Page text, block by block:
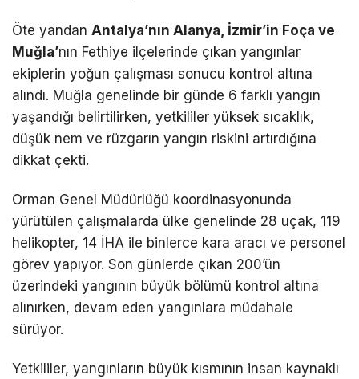
Öte yandan Antalya’nın Alanya, İzmir’in Foça ve
Muğla’nın Fethiye ilçelerinde çıkan yangınlar
ekiplerin yoğun çalışması sonucu kontrol altına
alındı. Muğla genelinde bir günde 6 farklı yangın
yaşandığı belirtilirken, yetkililer yüksek sıcaklık,
düşük nem ve rüzgarın yangın riskini artırdığına
dikkat çekti.
Orman Genel Müdürlüğü koordinasyonunda
yürütülen çalışmalarda ülke genelinde 28 uçak, 119
helikopter, 14 İHA ile binlerce kara aracı ve personel
görev yapıyor. Son günlerde çıkan 200’ün
üzerindeki yangının büyük bölümü kontrol altına
alınırken, devam eden yangınlara müdahale
sürüyor.
Yetkililer, yangınların büyük kısmının insan kaynaklı